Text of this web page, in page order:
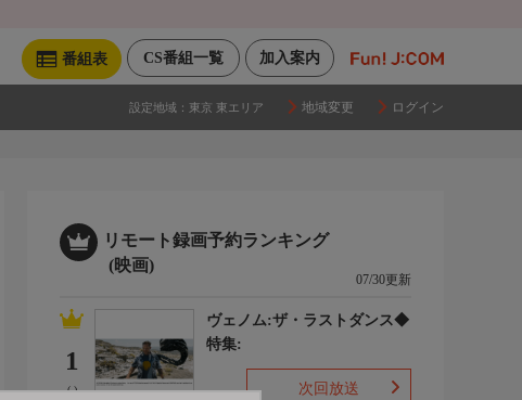
加入案内
CS番組一覧
番組表
設定地域： 東京 東エリア 地域変更 ログイン
リモート録画予約ランキング
(映画)
07/30更新
1
(-)
ヴェノム:ザ・ラストダンス◆
特集:
次回放送